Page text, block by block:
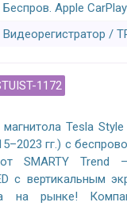
Беспров. Apple
Видеорегистратор /
1172
Tesla
гг.) с
SMARTY Trend
с вертикальным
на рынке!